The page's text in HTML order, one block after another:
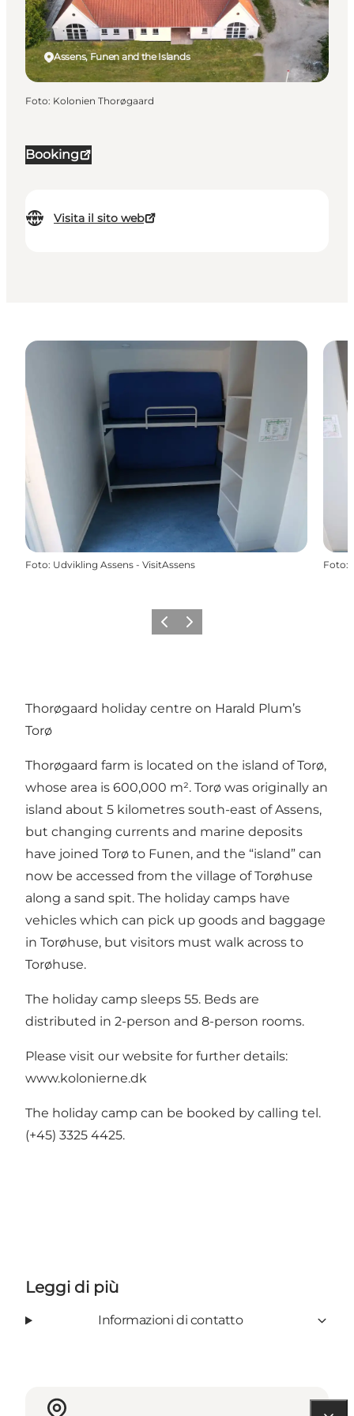
Booking
Visita il sito web
Assens, Funen and the Islands
Foto: Kolonien Thorøgaard
Foto: Udvikling Assens - VisitAssens Foto:
Precedente
Avanti
Thorøgaard holiday centre on Harald Plum’s
Torø
Thorøgaard farm is located on the island of Torø,
whose area is 600,000 m². Torø was originally an
island about 5 kilometres south-east of Assens,
but changing currents and marine deposits
have joined Torø to Funen, and the “island” can
now be accessed from the village of Torøhuse
along a sand spit. The holiday camps have
vehicles which can pick up goods and baggage
in Torøhuse, but visitors must walk across to
Torøhuse.
The holiday camp sleeps 55. Beds are
distributed in 2-person and 8-person rooms.
Please visit our website for further details:
www.kolonierne.dk
The holiday camp can be booked by calling tel.
(+45) 3325 4425.
Leggi di più
Informazioni di contatto